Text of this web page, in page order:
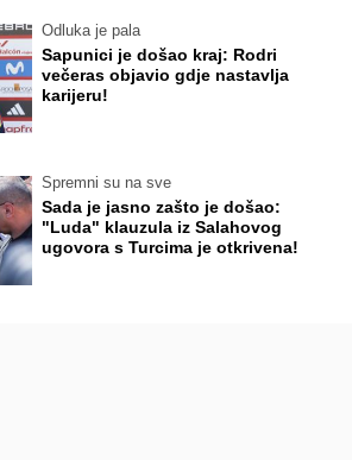
Odluka je pala
Sapunici je došao kraj: Rodri
večeras objavio gdje nastavlja
karijeru!
Spremni su na sve
Sada je jasno zašto je došao:
"Luda" klauzula iz Salahovog
ugovora s Turcima je otkrivena!